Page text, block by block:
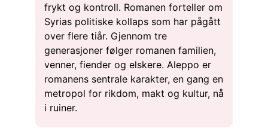
frykt og kontroll. Romanen forteller om
Syrias politiske kollaps som har pågått
over flere tiår. Gjennom tre
generasjoner følger romanen familien,
venner, fiender og elskere. Aleppo er
romanens sentrale karakter, en gang en
metropol for rikdom, makt og kultur, nå
i ruiner.